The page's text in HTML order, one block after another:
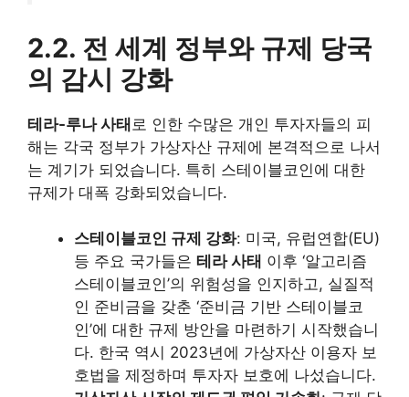
2.2. 전 세계 정부와 규제 당국
의 감시 강화
테라-루나 사태 로 인한 수많은 개인 투자자들의 피
해는 각국 정부가 가상자산 규제에 본격적으로 나서
는 계기가 되었습니다. 특히 스테이블코인에 대한
규제가 대폭 강화되었습니다.
스테이블코인 규제 강화: 미국, 유럽연합(EU)
등 주요 국가들은 테라 사태 이후 ‘알고리즘
스테이블코인’의 위험성을 인지하고, 실질적
인 준비금을 갖춘 ‘준비금 기반 스테이블코
인’에 대한 규제 방안을 마련하기 시작했습니
다. 한국 역시 2023년에 가상자산 이용자 보
호법을 제정하며 투자자 보호에 나섰습니다.